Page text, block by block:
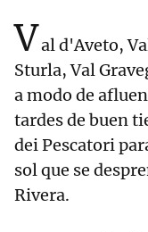
Val d'Aveto,
Sturla, Val
a modo de
tardes de buen
dei Pescatori
sol que se
Rivera.